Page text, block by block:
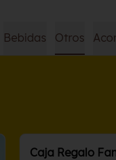
Bebidas Otros
Caja Regalo